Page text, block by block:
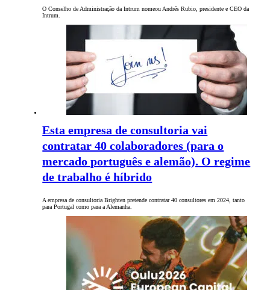
O Conselho de Administração da Intrum nomeou Andrés Rubio, presidente e CEO da
Intrum.
Esta empresa de consultoria vai
contratar 40 colaboradores (para o
mercado português e alemão). O regime
de trabalho é híbrido
A empresa de consultoria Brighten pretende contratar 40 consultores em 2024, tanto
para Portugal como para a Alemanha.